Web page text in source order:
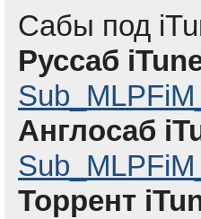
Сабы под
Руссаб
Англосаб
Торрент